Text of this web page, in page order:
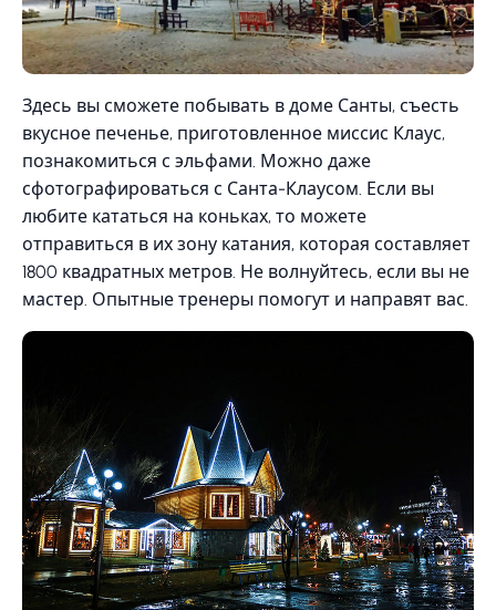
Здесь вы сможете побывать в доме Санты, съесть
вкусное печенье, приготовленное миссис Клаус,
познакомиться с эльфами. Можно даже
сфотографироваться с Санта-Клаусом. Если вы
любите кататься на коньках, то можете
отправиться в их зону катания, которая составляет
1800 квадратных метров. Не волнуйтесь, если вы не
мастер. Опытные тренеры помогут и направят вас.